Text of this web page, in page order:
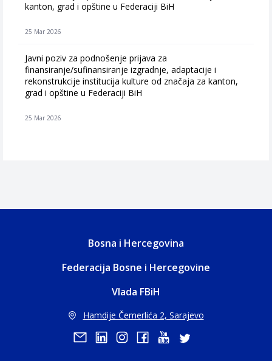
kanton, grad i opštine u Federaciji BiH
25 Mar 2026
Javni poziv za podnošenje prijava za
finansiranje/sufinansiranje izgradnje, adaptacije i
rekonstrukcije institucija kulture od značaja za kanton,
grad i opštine u Federaciji BiH
25 Mar 2026
Bosna i Hercegovina
Federacija Bosne i Hercegovine
Vlada FBiH
Hamdije Čemerlića 2, Sarajevo